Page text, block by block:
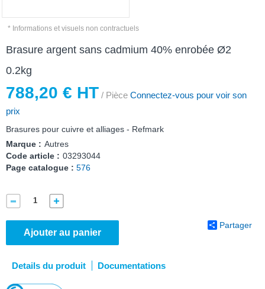
* Informations et visuels non contractuels
Brasure argent sans cadmium 40% enrobée Ø2
0.2kg
788,20 € HT / Pièce Connectez-vous pour voir son
prix
Brasures pour cuivre et alliages - Refmark
Marque : Autres
Code article : 03293044
Page catalogue : 576
Ajouter au panier
Partager
Details du produit Documentations